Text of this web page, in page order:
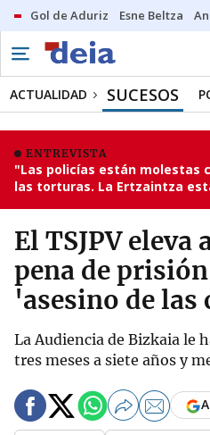
Gol de Aduriz Esne Beltza
ACTUALIDAD SUCESOS
ENTREVISTA
"Las policías están molestas
las torturas. La Ertzaintza
El TSJPV eleva
pena de
'asesino de las
La Audiencia de Bizkaia le
tres meses a siete años y